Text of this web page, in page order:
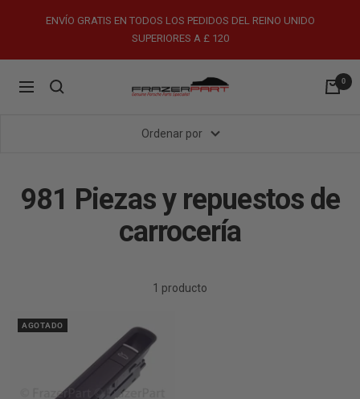
ENVÍO GRATIS EN TODOS LOS PEDIDOS DEL REINO UNIDO
SUPERIORES A £ 120
Navigación
FrazerPart
0
Ordenar por
981 Piezas y repuestos de
carrocería
1 producto
AGOTADO